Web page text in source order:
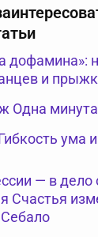
дофамина»:
и
Одна
ума и
— в дело
Счастья